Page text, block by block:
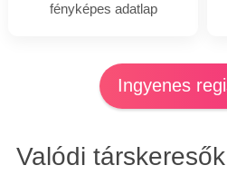
fényképes adatlap
Ingyenes
Valódi